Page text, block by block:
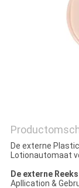
De externe
Lotionautomaat
De externe Reeks
Apllication &